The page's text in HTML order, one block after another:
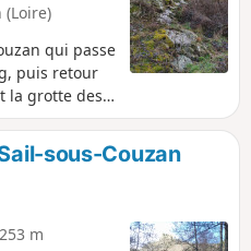
(Loire)
qui passe
puis retour
la grotte des
très belle vues
sous-Couzan
m